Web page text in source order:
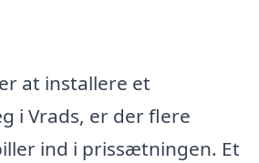
at installere et
i Vrads, er der flere
ind i prissætningen. Et